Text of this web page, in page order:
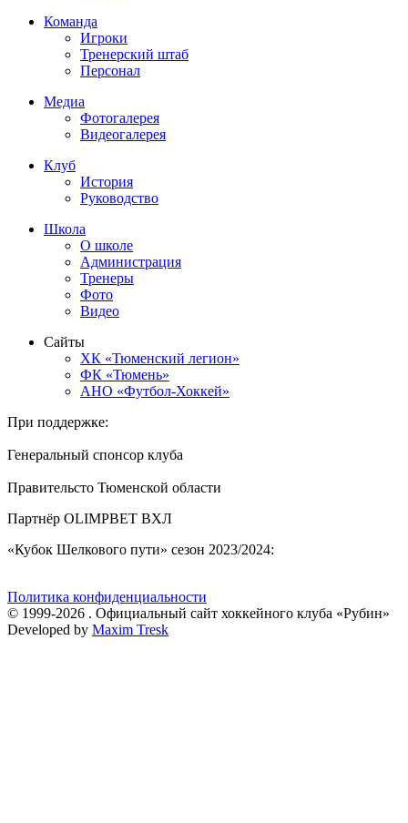
Команда
Игроки
Тренерский штаб
Персонал
Медиа
Фотогалерея
Видеогалерея
Клуб
История
Руководство
Школа
О школе
Администрация
Тренеры
Фото
Видео
Сайты
ХК «Тюменский легион»
ФК «Тюмень»
АНО «Футбол-Хоккей»
При поддержке:
Генеральный спонсор клуба
Правительсто Тюменской области
Партнёр OLIMPBET ВХЛ
«Кубок Шелкового пути» сезон 2023/2024:
Политика конфиденциальности
© 1999-2026 . Официальный сайт хоккейного клуба «Рубин»
Developed by Maxim Tresk